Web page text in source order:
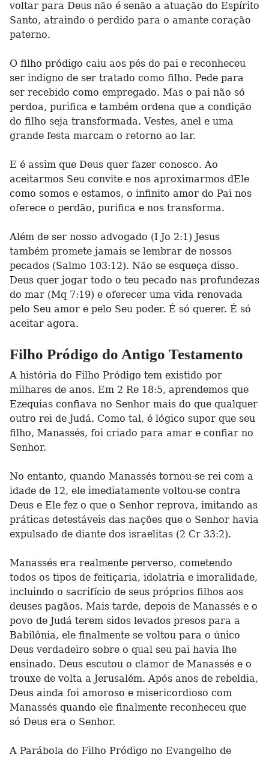
voltar para Deus não é senão a atuação do Espírito
Santo, atraindo o perdido para o amante coração
paterno.
O filho pródigo caiu aos pés do pai e reconheceu
ser indigno de ser tratado como filho. Pede para
ser recebido como empregado. Mas o pai não só
perdoa, purifica e também ordena que a condição
do filho seja transformada. Vestes, anel e uma
grande festa marcam o retorno ao lar.
E é assim que Deus quer fazer conosco. Ao
aceitarmos Seu convite e nos aproximarmos dEle
como somos e estamos, o infinito amor do Pai nos
oferece o perdão, purifica e nos transforma.
Além de ser nosso advogado (I Jo 2:1) Jesus
também promete jamais se lembrar de nossos
pecados (Salmo 103:12). Não se esqueça disso.
Deus quer jogar todo o teu pecado nas profundezas
do mar (Mq 7:19) e oferecer uma vida renovada
pelo Seu amor e pelo Seu poder. É só querer. É só
aceitar agora.
Filho Pródigo do Antigo Testamento
A história do Filho Pródigo tem existido por
milhares de anos. Em 2 Re 18:5, aprendemos que
Ezequias confiava no Senhor mais do que qualquer
outro rei de Judá. Como tal, é lógico supor que seu
filho, Manassés, foi criado para amar e confiar no
Senhor.
No entanto, quando Manassés tornou-se rei com a
idade de 12, ele imediatamente voltou-se contra
Deus e Ele fez o que o Senhor reprova, imitando as
práticas detestáveis das nações que o Senhor havia
expulsado de diante dos israelitas (2 Cr 33:2).
Manassés era realmente perverso, cometendo
todos os tipos de feitiçaria, idolatria e imoralidade,
incluindo o sacrifício de seus próprios filhos aos
deuses pagãos. Mais tarde, depois de Manassés e o
povo de Judá terem sidos levados presos para a
Babilônia, ele finalmente se voltou para o único
Deus verdadeiro sobre o qual seu pai havia lhe
ensinado. Deus escutou o clamor de Manassés e o
trouxe de volta a Jerusalém. Após anos de rebeldia,
Deus ainda foi amoroso e misericordioso com
Manassés quando ele finalmente reconheceu que
só Deus era o Senhor.
A Parábola do Filho Pródigo no Evangelho de